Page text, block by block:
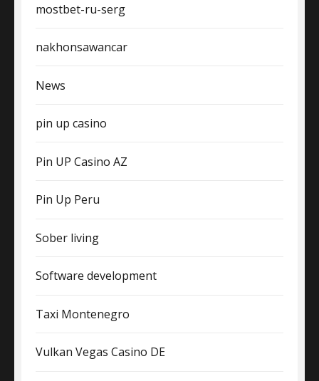
mostbet-ru-serg
nakhonsawancar
News
pin up casino
Pin UP Casino AZ
Pin Up Peru
Sober living
Software development
Taxi Montenegro
Vulkan Vegas Casino DE